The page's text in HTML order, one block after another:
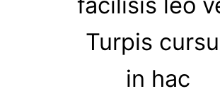
Turpis
in hac